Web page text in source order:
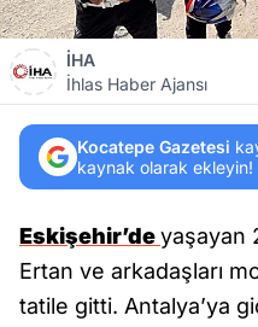
İHA
İhlas Haber Ajansı
Kocatepe Gazetesi
kaynak olarak ekleyin!
Eskişehir’deyaşayan
Ertan ve arkadaşları
tatile gitti. Antalya’ya